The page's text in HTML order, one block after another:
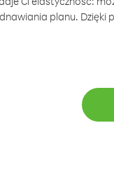
planu.